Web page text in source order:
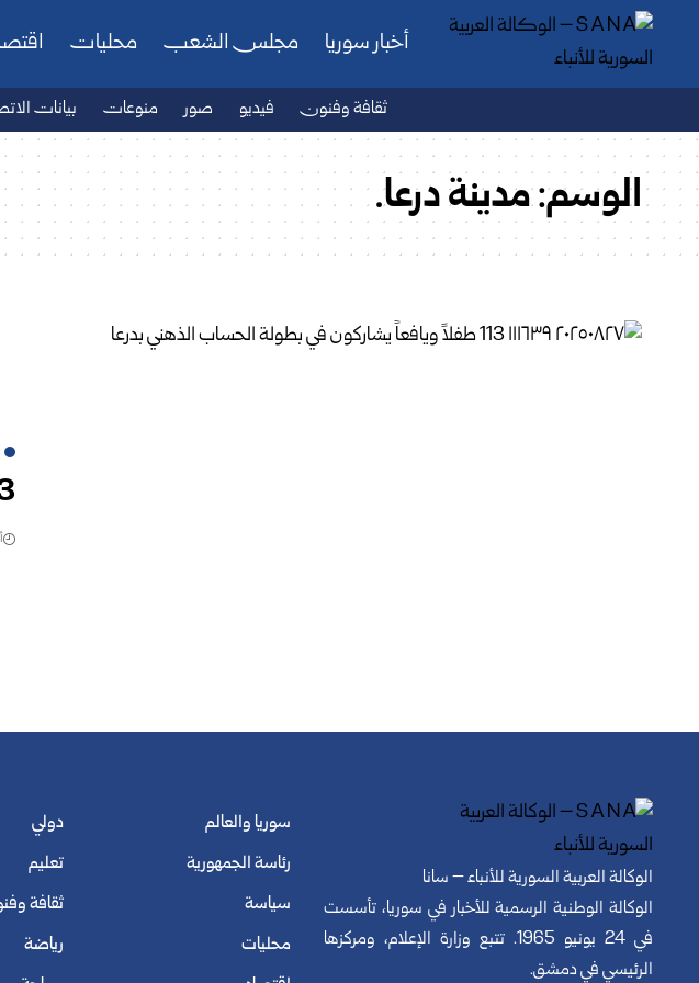
أخبار سوريا مجلس الشعب محليات
ثقافة وفنون فيديو صور منوعات بيانات
الوسم:مدينة درعا.
113 طفلاً
الوكالة العربية السورية للأنباء – سانا
الوكالة الوطنية الرسمية للأخبار في سوريا، تأسست
في 24 يونيو 1965. تتبع وزارة الإعلام، ومركزها
الرئيسي في دمشق.
سوريا والعالم
رئاسة الجمهورية
سياسة
محليات
دولي
تعليم
ثقافة
رياضة